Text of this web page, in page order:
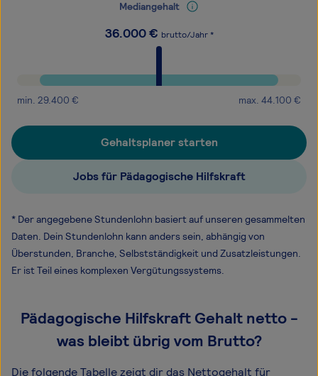
Mediangehalt
36.000€ brutto/Jahr *
min. 29.400 € max. 44.100 €
Gehaltsplaner starten
Jobs für Pädagogische Hilfskraft
* Der angegebene Stundenlohn basiert auf unseren gesammelten
Daten. Dein Stundenlohn kann anders sein, abhängig von
Überstunden, Branche, Selbstständigkeit und Zusatzleistungen.
Er ist Teil eines komplexen Vergütungssystems.
Pädagogische Hilfskraft Gehalt netto -
was bleibt übrig vom Brutto?
Die folgende Tabelle zeigt dir das Netto­gehalt für